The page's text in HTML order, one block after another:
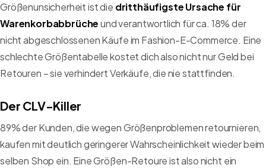
Größenunsicherheit ist die dritthäufigste Ursache für
Warenkorbabbrücheund verantwortlich für ca. 18% der
nicht abgeschlossenen Käufe im Fashion-E-Commerce. Eine
schlechte Größentabelle kostet dich also nicht nur Geld bei
Retouren – sie verhindert Verkäufe, die nie stattfinden.
Der CLV-Killer
89% der Kunden, die wegen Größenproblemen retournieren,
kaufen mit deutlich geringerer Wahrscheinlichkeit wieder beim
selben Shop ein. Eine Größen-Retoure ist also nicht ein